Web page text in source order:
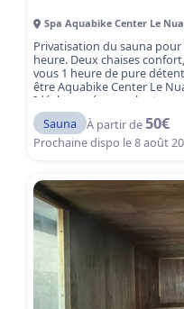
Spa Aquabike Center Le
Privatisation du sauna
heure. Deux chaises
vous 1 heure de pure
être Aquabike Center Le
Idéal pour évacuer le
d’un moment de relaxation
une atmosphère apaisante
une activité parfaite pour
être, après une séance de
favorise la circulation
éliminer les toxines, tout
de ressourcement.
sauna et plongez dans une
Montpellier.
Sauna À partir de50€
Prochaine dispo le8 août